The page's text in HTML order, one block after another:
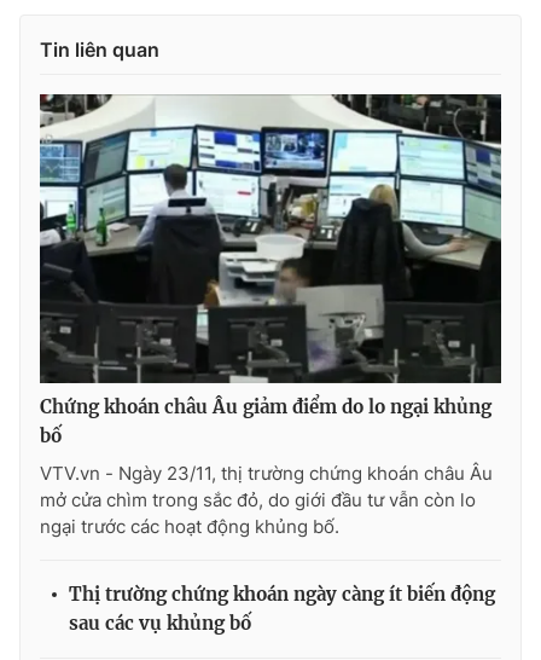
VTV9
Liên hệ tòa soạn English
THỜI BÁO VTV
Theo dõi báo trên
Cơ quan chủ quản:
Đài Truyền hình Việt Nam
Giấy phép hoạt động báo in và báo điện tử số 483/GP-BTTTT
cấp ngày 29/12/2023
Phó Tổng Biên tập:
Nguyễn Thị Mỹ Hạnh, Phạm Quốc Thắng,
Nguyễn Trọng Ninh
024.38 355 931 - 024.38 355 932
Tin liên quan
Chứng khoán châu Âu giảm điểm do lo ngại khủng
bố
VTV.vn - Ngày 23/11, thị trường chứng khoán châu Âu
mở cửa chìm trong sắc đỏ, do giới đầu tư vẫn còn lo
ngại trước các hoạt động khủng bố.
Thị trường chứng khoán ngày càng ít biến động
sau các vụ khủng bố